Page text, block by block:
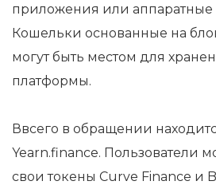
приложения или
Кошельки основанные на
могут быть местом для
платформы.
Ввсего в обращении
Yearn.finance. Пользователи
свои токены Curve Finance и